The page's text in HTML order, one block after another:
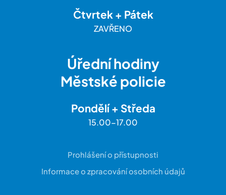
Čtvrtek + Pátek
ZAVŘENO
Úřední hodiny
Městské policie
Pondělí + Středa
15.00-17.00
Prohlášení o přístupnosti
Informace o zpracování osobních údajů